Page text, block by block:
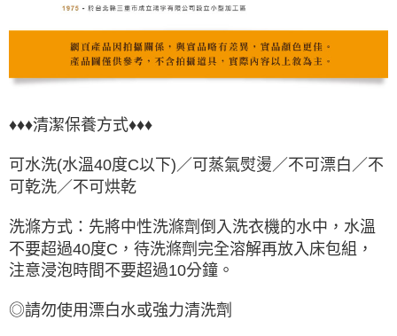
♦♦♦清潔保養方式♦♦♦
可水洗(水溫40度C以下)／可蒸氣熨燙／不可漂白／不
可乾洗／不可烘乾
洗滌方式：先將中性洗滌劑倒入洗衣機的水中，水溫
不要超過40度C，待洗滌劑完全溶解再放入床包組，
注意浸泡時間不要超過10分鐘。
◎請勿使用漂白水或強力清洗劑